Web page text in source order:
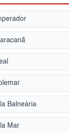
Balneária
Mar